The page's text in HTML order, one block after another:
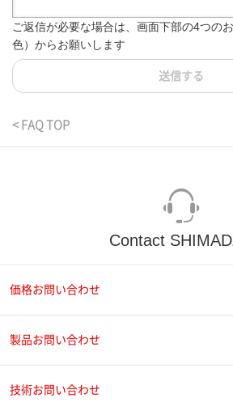
ご返信が必要な場合は、画面下部の4つの
色）からお願いします
送信する
< FAQ TOP
Contact
価格お問い合わせ
製品お問い合わせ
技術お問い合わせ